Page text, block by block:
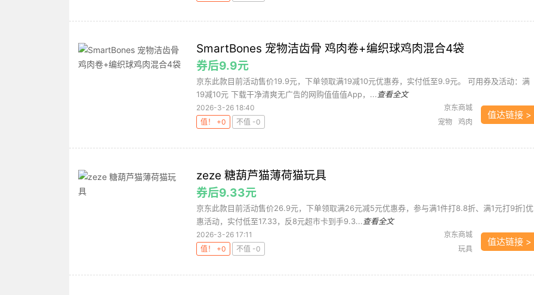
SmartBones 宠物洁齿骨 鸡肉卷+编织球鸡肉混合4袋
券后9.9元
京东此款目前活动售价19.9元，下单领取满19减10元优惠券，实付低至9.9元。 可用券及活动：满
19减10元 下载干净清爽无广告的网购值值值App，... 查看全文
2026-3-26 18:40
京东商城
值！ +0
不值 -0 宠物 鸡肉
值达链接 >
zeze 糖葫芦猫薄荷猫玩具
券后9.33元
京东此款目前活动售价26.9元，下单领取满26元减5元优惠券，参与满1件打8.8折、满1元打9折]优
惠活动，实付低至17.33，反8元超市卡到手9.3... 查看全文
2026-3-26 17:11
京东商城
值！ +0
不值 -0 玩具
值达链接 >